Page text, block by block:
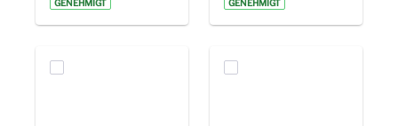
GENEHMIGT GENEHMIGT